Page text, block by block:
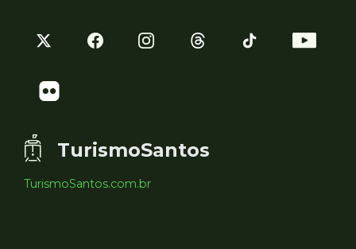
TurismoSantos
TurismoSantos.com.br